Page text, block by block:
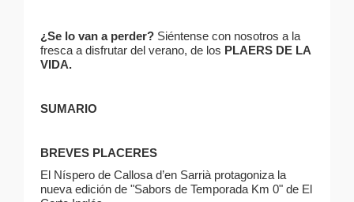
¿Se lo van a perder? Siéntense con nosotros a la
fresca a disfrutar del verano, de los PLAERS DE LA
VIDA.
SUMARIO
BREVES PLACERES
El Níspero de Callosa d’en Sarrià protagoniza la
nueva edición de "Sabors de Temporada Km 0" de El